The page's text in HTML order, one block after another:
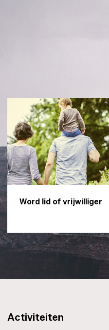
Word lid of vrijwilliger
Activiteiten